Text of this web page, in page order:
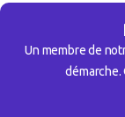
Un membre de